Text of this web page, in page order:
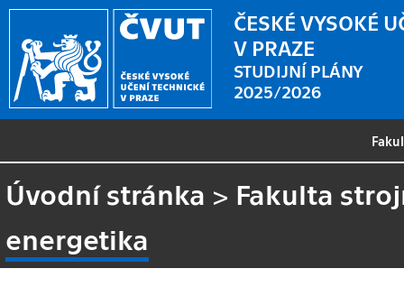
ČESKÉ VYSOKÉ
V PRAZE
STUDIJNÍ PLÁNY
2025/2026
Úvodní stránka > Fakulta
energetika